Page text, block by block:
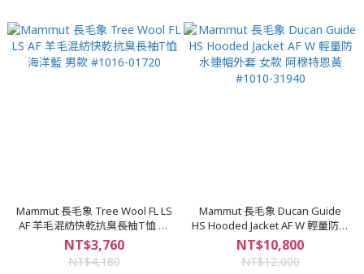
Mammut 長毛象 Tree Wool FL LS
AF 羊毛混紡快乾抗臭長袖T恤 海
洋藍 男款 #1016-01720
NT$3,760
NT$4,180
Mammut 長毛象 Ducan Guide
HS Hooded Jacket AF W 輕量防水
連帽外套 女款 阿穆特恩黃 #1010-
31940
NT$10,800
NT$12,000